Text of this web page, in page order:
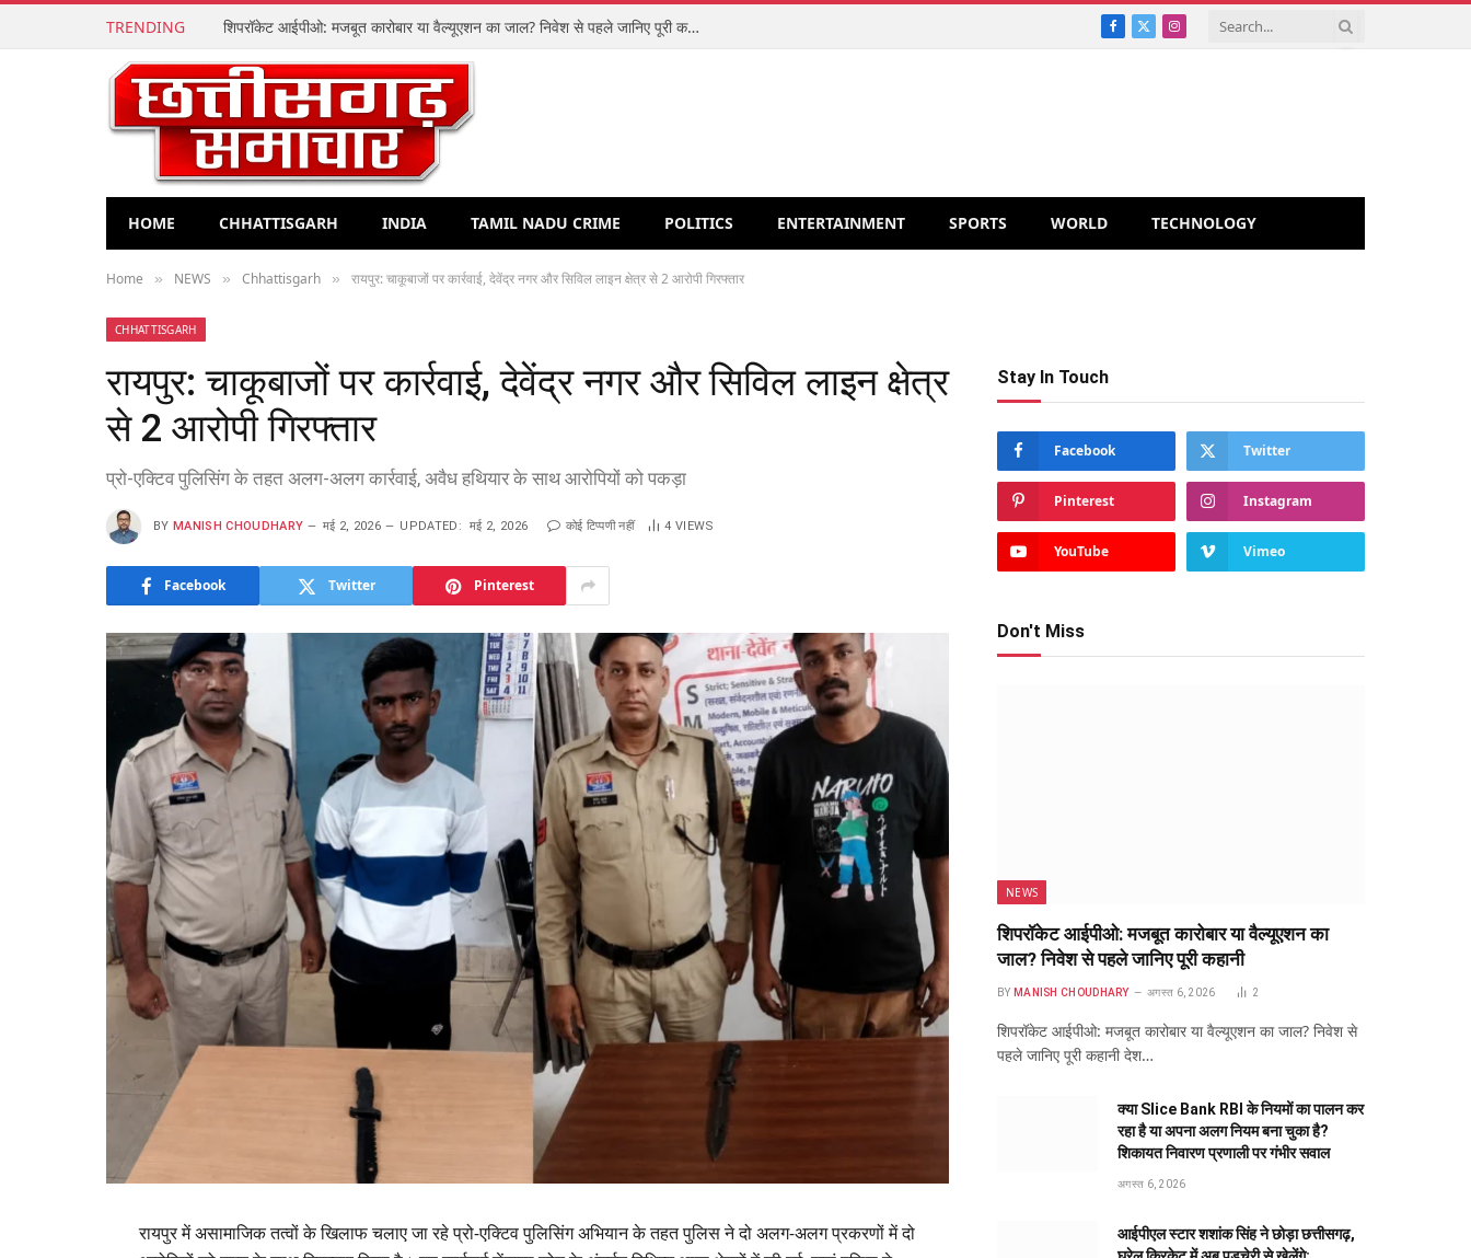
TRENDING शिपरॉकेट आईपीओ: मजबूत कारोबार या वैल्यूएशन का जाल? निवेश से पहले जानिए पूरी कहानी Facebook
X
Instagram
HOME CHHATTISGARH INDIA TAMIL NADU CRIME POLITICS ENTERTAINMENT SPORTS WORLD TECHNOLOGY
Home » NEWS » Chhattisgarh » रायपुर: चाकूबाजों पर कार्रवाई, देवेंद्र नगर और सिविल लाइन क्षेत्र से 2 आरोपी गिरफ्तार
CHHATTISGARH
रायपुर: चाकूबाजों पर कार्रवाई, देवेंद्र नगर और सिविल लाइन क्षेत्र
से 2 आरोपी गिरफ्तार
प्रो-एक्टिव पुलिसिंग के तहत अलग-अलग कार्रवाई, अवैध हथियार के साथ आरोपियों को पकड़ा
BY MANISH CHOUDHARY मई 2, 2026 UPDATED: मई 2, 2026 कोई टिप्पणी नहीं 4 VIEWS
Facebook Twitter Pinterest
रायपुर में असामाजिक तत्वों के खिलाफ चलाए जा रहे प्रो-एक्टिव पुलिसिंग अभियान के तहत पुलिस ने दो अलग-अलग प्रकरणों में दो
Stay In Touch
Facebook Twitter
Pinterest Instagram
YouTube Vimeo
Don't Miss
NEWS
शिपरॉकेट आईपीओ: मजबूत कारोबार या वैल्यूएशन का
जाल? निवेश से पहले जानिए पूरी कहानी
BY MANISH CHOUDHARY अगस्त 6, 2026 2
शिपरॉकेट आईपीओ: मजबूत कारोबार या वैल्यूएशन का जाल? निवेश से
पहले जानिए पूरी कहानी देश…
क्या Slice Bank RBI के नियमों का पालन कर
रहा है या अपना अलग नियम बना चुका है?
शिकायत निवारण प्रणाली पर गंभीर सवाल
अगस्त 6, 2026
आईपीएल स्टार शशांक सिंह ने छोड़ा छत्तीसगढ़,